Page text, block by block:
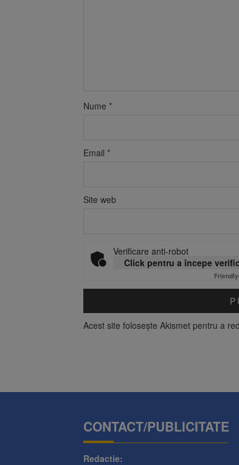
Nume *
Email *
Site web
Verificare anti-robot
Click pentru a începe
Friendly
Acest site folosește Akismet pentru a
CONTACT/PUBLICITATE
Redactie: